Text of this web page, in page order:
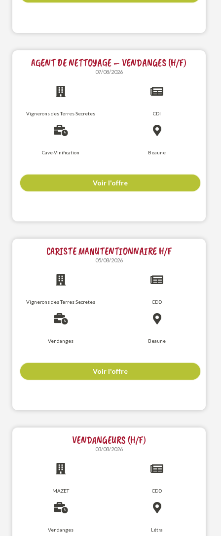
AGENT DE NETTOYAGE – VENDANGES (H/F)
07/08/2026
Vignerons des Terres Secretes CDI
Cave-Vinification Beaune
Voir l'offre
CARISTE MANUTENTIONNAIRE H/F
05/08/2026
Vignerons des Terres Secretes CDD
Vendanges Beaune
Voir l'offre
VENDANGEURS (H/F)
03/08/2026
MAZET CDD
Vendanges Létra